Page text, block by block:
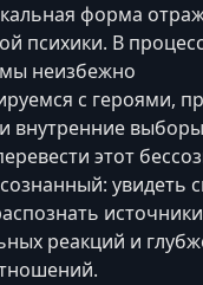
форма
психики. В
неизбежно
с героями,
внутренние
этот
увидеть
источники
реакций и